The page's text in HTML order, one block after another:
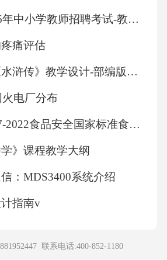
〉算术运算符〉文本运算
关于我国的湖泊，下列叙述正
济宁市2026年中小学教师招聘考试-教育综合知识题库(含答案)
痛评估
名著导读《水浒传》教学设计-部编版语文九年级上册
火电厂分布
GB 1903.27-2022食品安全国家标准食品营养强化剂低聚半乳糖
学》课程教学大纲
：MDS3400系统介绍
指南v
联系电话:400-852-1180